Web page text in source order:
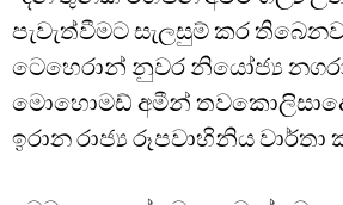
පැවැත්වීමට සැලසුම් කර
ටෙහෙරාන් නුවර නියෝජ්‍ය
මොහොමඩ් අමීන්
ඉරාන රාජ්‍ය රූපවාහිනිය වාර්තා